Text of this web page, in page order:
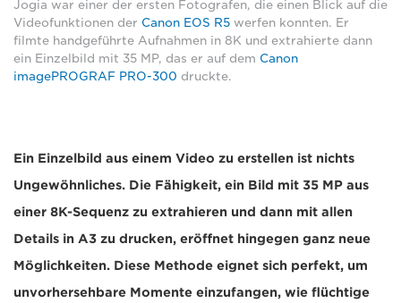
Jogia war einer der ersten Fotografen, die einen Blick auf die
Videofunktionen der Canon EOS R5 werfen konnten. Er
filmte handgeführte Aufnahmen in 8K und extrahierte dann
ein Einzelbild mit 35 MP, das er auf dem Canon
imagePROGRAF PRO-300 druckte.
Ein Einzelbild aus einem Video zu erstellen ist nichts
Ungewöhnliches. Die Fähigkeit, ein Bild mit 35 MP aus
einer 8K-Sequenz zu extrahieren und dann mit allen
Details in A3 zu drucken, eröffnet hingegen ganz neue
Möglichkeiten. Diese Methode eignet sich perfekt, um
unvorhersehbare Momente einzufangen, wie flüchtige